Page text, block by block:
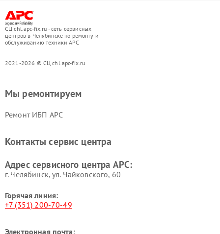
СЦ chl.apc-fix.ru - сеть сервисных
центров в Челябинске по ремонту и
обслуживанию техники APC
2021-2026 © СЦ chl.apc-fix.ru
Мы ремонтируем
Ремонт ИБП APC
Контакты сервис центра
Адрес сервисного центра APC:
г. Челябинск, ул. Чайковского, 60
Горячая линия:
+7 (351) 200-70-49
Электронная почта: